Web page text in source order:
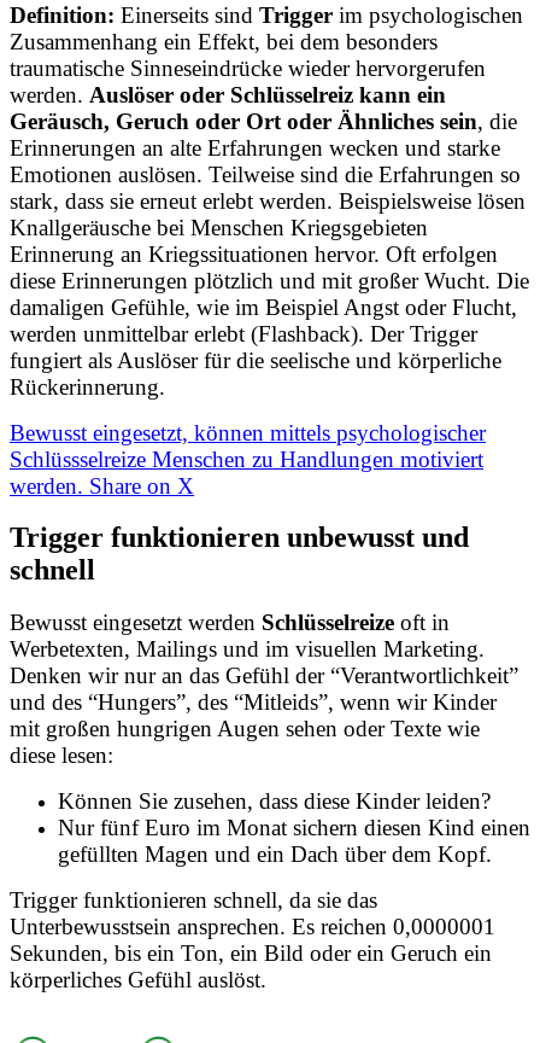
Definition: Einerseits sind Trigger im psychologischen
Zusammenhang ein Effekt, bei dem besonders
traumatische Sinneseindrücke wieder hervorgerufen
werden. Auslöser oder Schlüsselreiz kann ein
Geräusch, Geruch oder Ort oder Ähnliches sein, die
Erinnerungen an alte Erfahrungen wecken und starke
Emotionen auslösen. Teilweise sind die Erfahrungen so
stark, dass sie erneut erlebt werden. Beispielsweise lösen
Knallgeräusche bei Menschen Kriegsgebieten
Erinnerung an Kriegssituationen hervor. Oft erfolgen
diese Erinnerungen plötzlich und mit großer Wucht. Die
damaligen Gefühle, wie im Beispiel Angst oder Flucht,
werden unmittelbar erlebt (Flashback). Der Trigger
fungiert als Auslöser für die seelische und körperliche
Rückerinnerung.
Bewusst eingesetzt, können mittels psychologischer
Schlüssselreize Menschen zu Handlungen motiviert
werden. Share on X
Trigger funktionieren unbewusst und
schnell
Bewusst eingesetzt werden Schlüsselreize oft in
Werbetexten, Mailings und im visuellen Marketing.
Denken wir nur an das Gefühl der “Verantwortlichkeit”
und des “Hungers”, des “Mitleids”, wenn wir Kinder
mit großen hungrigen Augen sehen oder Texte wie
diese lesen:
Können Sie zusehen, dass diese Kinder leiden?
Nur fünf Euro im Monat sichern diesen Kind einen
gefüllten Magen und ein Dach über dem Kopf.
Trigger funktionieren schnell, da sie das
Unterbewusstsein ansprechen. Es reichen 0,0000001
Sekunden, bis ein Ton, ein Bild oder ein Geruch ein
körperliches Gefühl auslöst.